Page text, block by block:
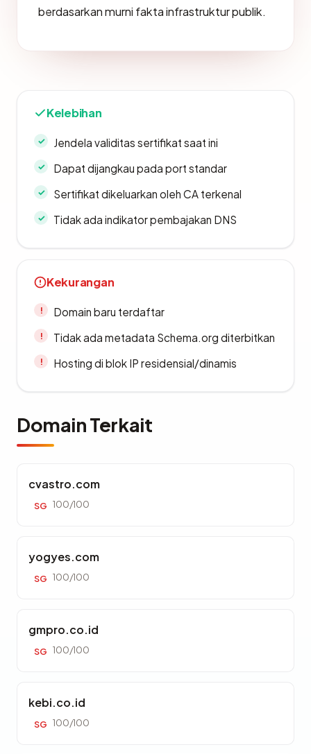
berdasarkan murni fakta infrastruktur publik.
Kelebihan
Jendela validitas sertifikat saat ini
Dapat dijangkau pada port standar
Sertifikat dikeluarkan oleh CA terkenal
Tidak ada indikator pembajakan DNS
Kekurangan
Domain baru terdaftar
Tidak ada metadata Schema.org diterbitkan
Hosting di blok IP residensial/dinamis
Domain Terkait
cvastro.com
SG 100/100
yogyes.com
SG 100/100
gmpro.co.id
SG 100/100
kebi.co.id
SG 100/100